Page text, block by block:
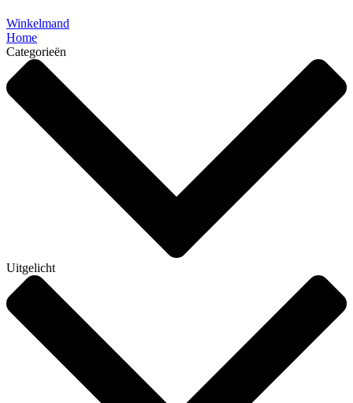
Winkelmand
Home
Categorieën
Uitgelicht